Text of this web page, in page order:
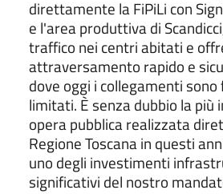
direttamente la FiPiLi con
e l'area produttiva di
traffico nei centri abitati e
attraversamento rapido e
dove oggi i collegamenti
limitati. È senza dubbio la più
opera pubblica realizzata
Regione Toscana in questi
uno degli investimenti
significativi del nostro